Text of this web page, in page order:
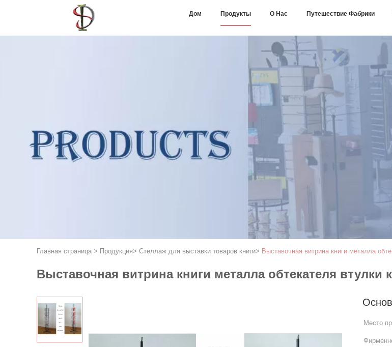
Дом Продукты О Нас Путешествие Фабрики
Главная страница > Продукция> Стеллаж для выставки товаров книги> Выставочная витрина книги металла
Выставочная витрина книги металла обтекателя втулки
Место